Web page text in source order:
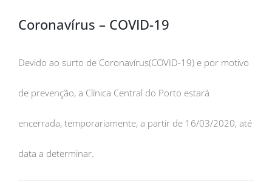
Coronavírus – COVID-19
Devido ao surto de Coronavírus(COVID-19) e por motivo
de prevenção, a Clínica Central do Porto estará
encerrada, temporariamente, a partir de 16/03/2020, até
data a determinar.